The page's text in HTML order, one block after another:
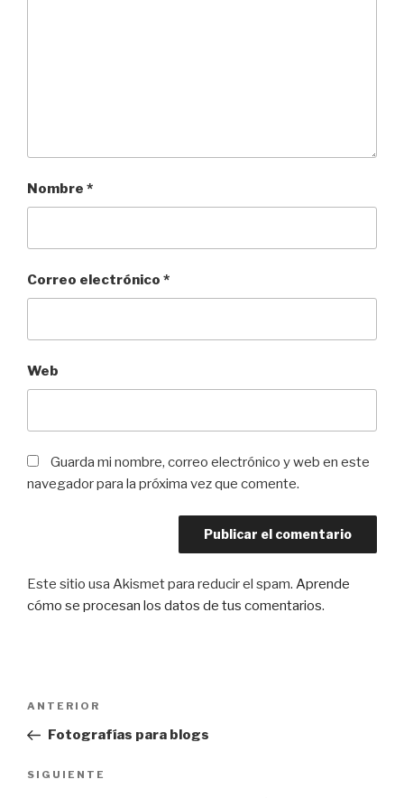
Nombre *
Correo electrónico *
Web
Guarda mi nombre, correo electrónico y web en este
navegador para la próxima vez que comente.
Este sitio usa Akismet para reducir el spam. Aprende
cómo se procesan los datos de tus comentarios.
entradas
Entrada
anterior:
ANTERIOR
Fotografías para blogs
Siguiente
SIGUIENTE